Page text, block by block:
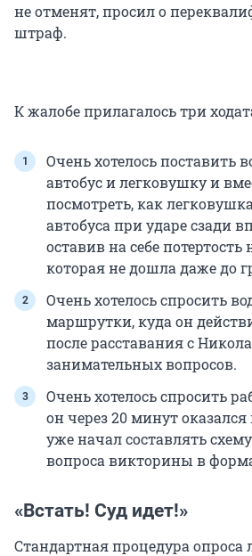
не отменят, просил о
штраф.
К жалобе прилагалось три
Очень хотелось поставить
автобус и легковушку и
посмотреть, как
автобуса при ударе сзади
оставив на себе потертость
которая не дошла даже до
Очень хотелось спросить
маршрутки, куда он
после расставания с
занимательных вопросов.
Очень хотелось спросить
он через 20 минут
уже начал составлять
вопроса викторины в
«Встать! Суд идет!»
Стандартная процедура опроса